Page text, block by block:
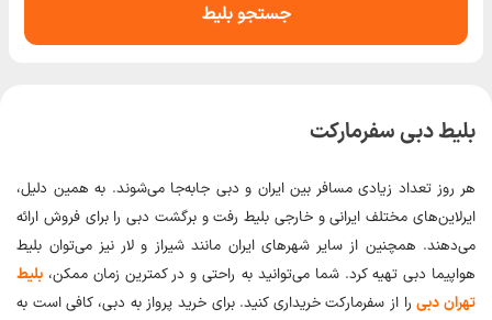
جستجو بلیط
بلیط دبی سفرمارکت
هر روز تعداد زیادی مسافر بین ایران و دبی جابه‌جا می‌شوند. به همین دلیل،
ایرلاین‌های مختلف ایرانی و خارجی بلیط رفت و برگشت دبی را برای فروش ارائه
می‌دهند. همچنین از سایر شهرهای ایران مانند شیراز و لار نیز می‌توان بلیط
هواپیما دبی تهیه کرد. شما می‌توانید به راحتی و در کمترین زمان ممکن، بلیط
تهران دبیرا از سفرمارکت خریداری کنید. برای خرید پرواز به دبی، کافی است به